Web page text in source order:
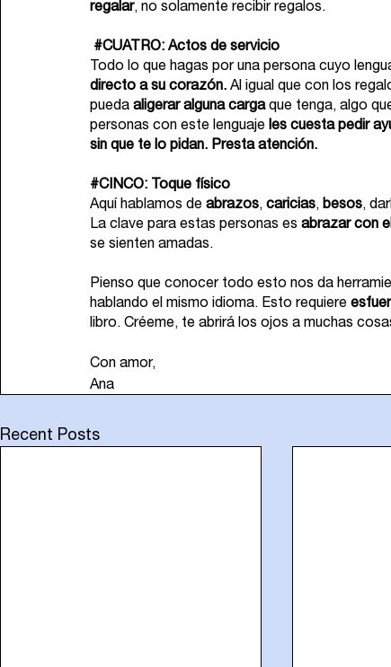
regalar, no solamente recibir regalos.
#CUATRO: Actos de servicio
Todo lo que hagas por una persona cuyo
directo a su corazón. Al igual que con los
pueda aligerar alguna carga que tenga, algo
personas con este lenguaje les cuesta pedir
sin que te lo pidan. Presta atención.
#CINCO: Toque físico
Aquí hablamos de abrazos, caricias, besos,
La clave para estas personas es abrazar con
se sienten amadas.
Pienso que conocer todo esto nos da
hablando el mismo idioma. Esto requiere
libro. Créeme, te abrirá los ojos a muchas
Con amor,
Ana
Recent Posts